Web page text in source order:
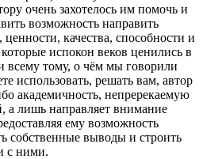
очень захотелось им помочь и
возможность направить
качества, способности и
испокон веков ценились в
всему тому, о чём мы говорили
использовать, решать вам, автор
академичность, непререкаемую
а лишь направляет внимание
ему возможность
собственные выводы и строить
с ними.